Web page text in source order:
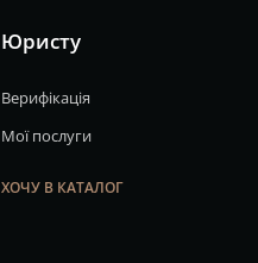
Юристу
Верифікація
Мої послуги
ХОЧУ В КАТАЛОГ